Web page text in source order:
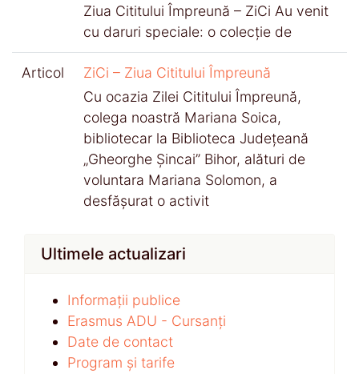
Ziua Cititului Împreună – ZiCi Au venit
cu daruri speciale: o colecție de
Articol
ZiCi – Ziua Cititului Împreună
Cu ocazia Zilei Cititului Împreună,
colega noastră Mariana Soica,
bibliotecar la Biblioteca Județeană
„Gheorghe Șincai” Bihor, alături de
voluntara Mariana Solomon, a
desfășurat o activit
Ultimele actualizari
Informații publice
Erasmus ADU - Cursanți
Date de contact
Program și tarife